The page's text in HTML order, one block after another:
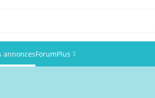
annoncesForumPlus